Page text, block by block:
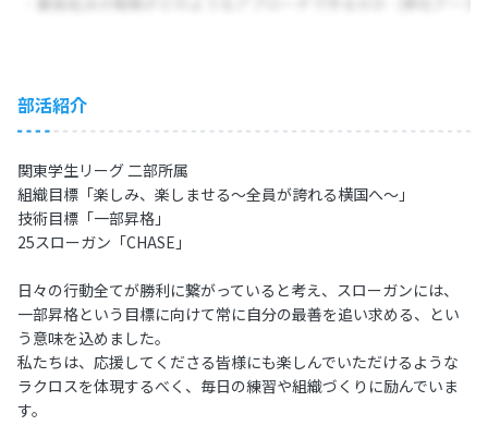
部活紹介
関東学生リーグ 二部所属
組織目標「楽しみ、楽しませる〜全員が誇れる横国へ〜」
技術目標「一部昇格」
25スローガン「CHASE」
日々の行動全てが勝利に繋がっていると考え、スローガンには、
一部昇格という目標に向けて常に自分の最善を追い求める、とい
う意味を込めました。
私たちは、応援してくださる皆様にも楽しんでいただけるような
ラクロスを体現するべく、毎日の練習や組織づくりに励んでいま
す。